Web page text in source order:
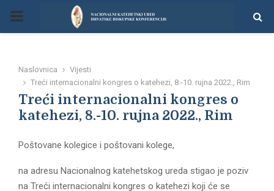
P
M
A
R
Naslovnica
Vijesti
Treći internacionalni kongres o katehezi, 8.-10. rujna 2022., Rim
Treći internacionalni kongres o
katehezi, 8.-10. rujna 2022., Rim
Poštovane kolegice i poštovani kolege,
na adresu Nacionalnog katehetskog ureda stigao je poziv
na Treći internacionalni kongres o katehezi koji će se